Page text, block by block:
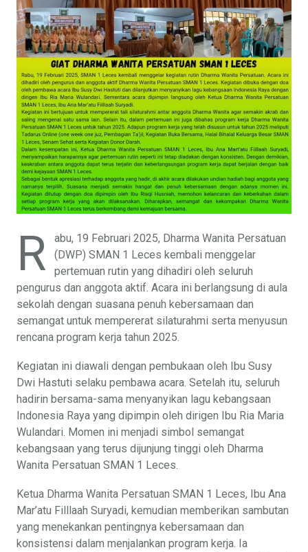
R
abu, 19 Februari 2025, Dharma Wanita Persatuan
(DWP) SMAN 1 Leces kembali menggelar
pertemuan rutin yang dihadiri oleh seluruh
pengurus dan anggota aktif. Acara ini berlangsung di aula
sekolah dengan suasana penuh kebersamaan dan
semangat untuk mempererat silaturahmi serta menyusun
rencana program kerja tahun 2025.
Kegiatan ini diawali dengan pembukaan oleh Ibu Susy
Dwi Hastuti selaku pembawa acara. Setelah itu, seluruh
hadirin bersama-sama menyanyikan lagu kebangsaan
Indonesia Raya yang dipimpin oleh dirigen Ibu Ria Maria
Wulandari. Momen ini menjadi simbol semangat
kebangsaan yang terus dijunjung tinggi oleh Dharma
Wanita Persatuan SMAN 1 Leces.
Ketua Dharma Wanita Persatuan SMAN 1 Leces, Ibu Ana
Mar’atu Filllaah Suryadi, kemudian memberikan sambutan
yang menekankan pentingnya kebersamaan dan
konsistensi dalam menjalankan program kerja. Ia